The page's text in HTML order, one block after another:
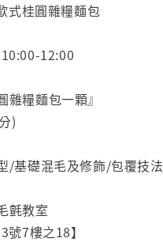
桂圓雜糧麵包
12:00
糧麵包一顆』
)
基礎混毛及修飾/包覆技法
氈教室
號7樓之18】